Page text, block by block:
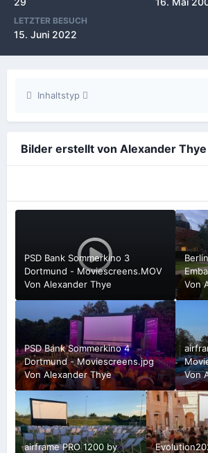
LETZTER BESUCH
15. Juni 2022
Inhaltstyp
Bilder erstellt von Alexander Thye
PSD Bank Sommerkino 3
Dortmund - Moviescreens.MOV
Von Alexander Thye Von
PSD Bank Sommerkino 4
Dortmund - Moviescreens.jpg
Von Alexander Thye
Von
airframe PRO 1200 by